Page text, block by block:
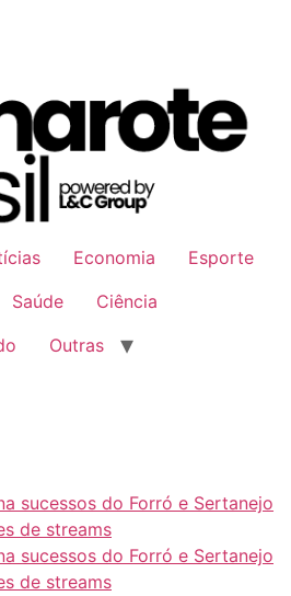
Economia
Esporte
Saúde
Ciência
Outras
sucessos do Forró e Sertanejo
de streams
sucessos do Forró e Sertanejo
de streams